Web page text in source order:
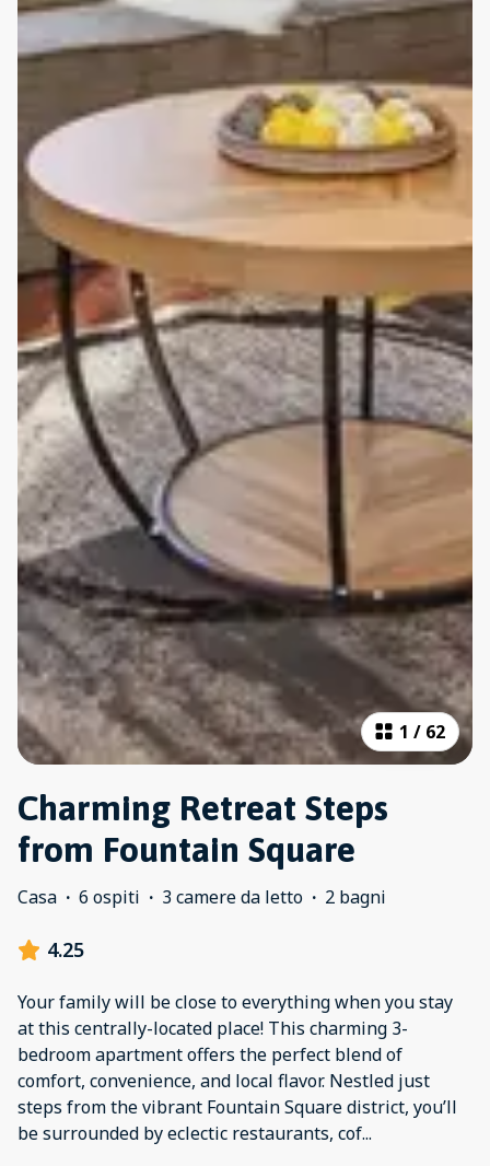
1 / 62
Charming Retreat Steps
from Fountain Square
Casa · 6 ospiti · 3 camere da letto · 2 bagni
4.25
Your family will be close to everything when you stay
at this centrally-located place! This charming 3-
bedroom apartment offers the perfect blend of
comfort, convenience, and local flavor. Nestled just
steps from the vibrant Fountain Square district, you’ll
be surrounded by eclectic restaurants, cof...